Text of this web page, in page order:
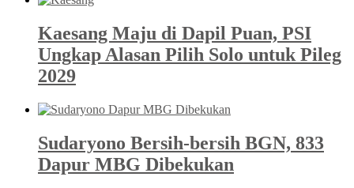
Kaesang Maju di Dapil Puan, PSI
Ungkap Alasan Pilih Solo untuk Pileg
2029
Sudaryono Bersih-bersih BGN, 833
Dapur MBG Dibekukan